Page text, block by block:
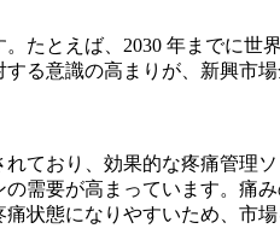
とえば、2030 年までに世
る意識の高まりが、新興市
ており、効果的な疼痛管理
需要が高まっています。痛
状態になりやすいため、市